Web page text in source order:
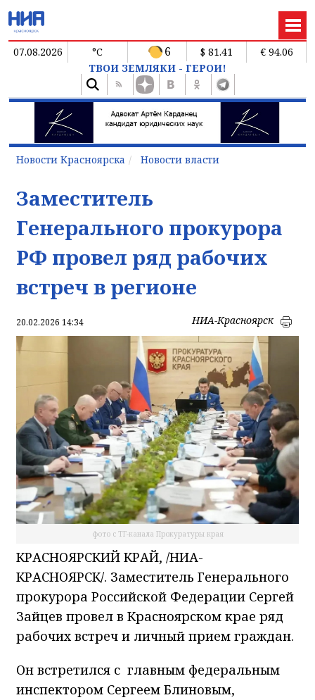
07.08.2026 °C 6 $ 81.41
€ 94.06
ТВОИ ЗЕМЛЯКИ - ГЕРОИ!
Новости Красноярска Новости власти
Заместитель
Генерального прокурора
РФ провел ряд рабочих
встреч в регионе
20.02.2026 14:34 НИА-Красноярск
фото с ТГ-канала Прокуратуры края
КРАСНОЯРСКИЙ КРАЙ, /НИА-
КРАСНОЯРСК/. Заместитель Генерального
прокурора Российской Федерации Сергей
Зайцев провел в Красноярском крае ряд
рабочих встреч и личный прием граждан.
Он встретился с главным федеральным
инспектором Сергеем Блиновым,